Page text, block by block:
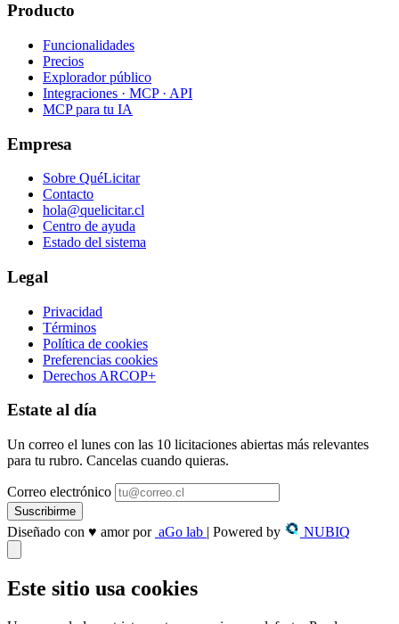
Producto
Funcionalidades
Precios
Explorador público
Integraciones · MCP · API
MCP para tu IA
Empresa
Sobre QuéLicitar
Contacto
hola@quelicitar.cl
Centro de ayuda
Estado del sistema
Legal
Privacidad
Términos
Política de cookies
Preferencias cookies
Derechos ARCOP+
Estate al día
Un correo el lunes con las 10 licitaciones abiertas más relevantes
para tu rubro. Cancelas cuando quieras.
Correo electrónico
Suscribirme
Diseñado con ♥ amorpor aGo lab | Powered by NUBIQ
Este sitio usa cookies